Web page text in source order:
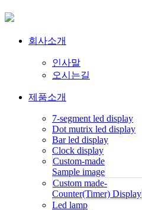
회사소개
인사말
오시는길
제품소개
7-segment led display
Dot mutrix led display
Bar led display
Clock display
Custom-made
Sample image
Custom made-
Counter(Timer) Display
Led lamp